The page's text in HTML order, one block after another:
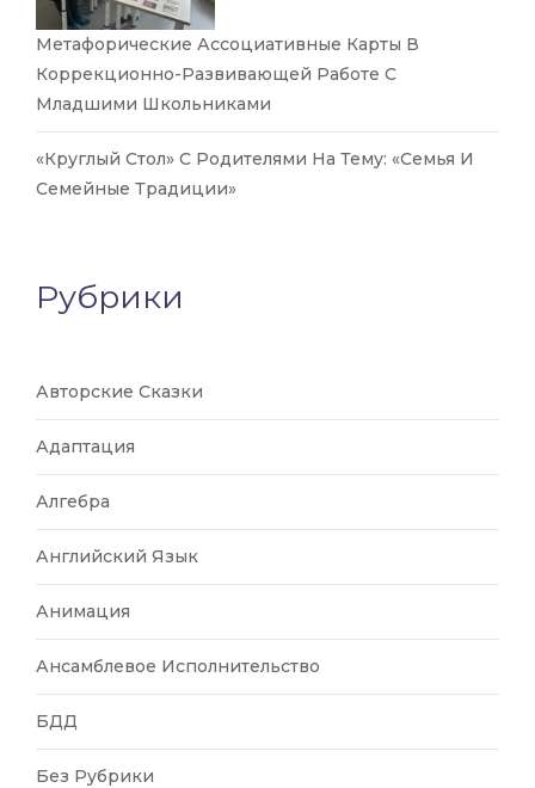
Метафорические Ассоциативные Карты В
Коррекционно-Развивающей Работе С
Младшими Школьниками
«Круглый Стол» С Родителями На Тему: «Семья И
Семейные Традиции»
Рубрики
Авторские Сказки
Адаптация
Алгебра
Английский Язык
Анимация
Ансамблевое Исполнительство
БДД
Без Рубрики